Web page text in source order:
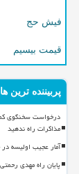
فیش حج
قیمت بیسیم
پربیننده ترین ها
درخواست سخنگوی
مذاکرات راه ندهید
آمار عجیب اولیسه در
پایان راه مهدی